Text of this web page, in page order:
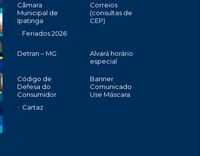
Câmara
Municipal de
Ipatinga
Feriados 2026
Correios
(consultas de
CEP)
Detran – MG
Alvará horário
especial
Código de
Defesa do
Consumidor
Cartaz
Banner
Comunicado
Use Máscara